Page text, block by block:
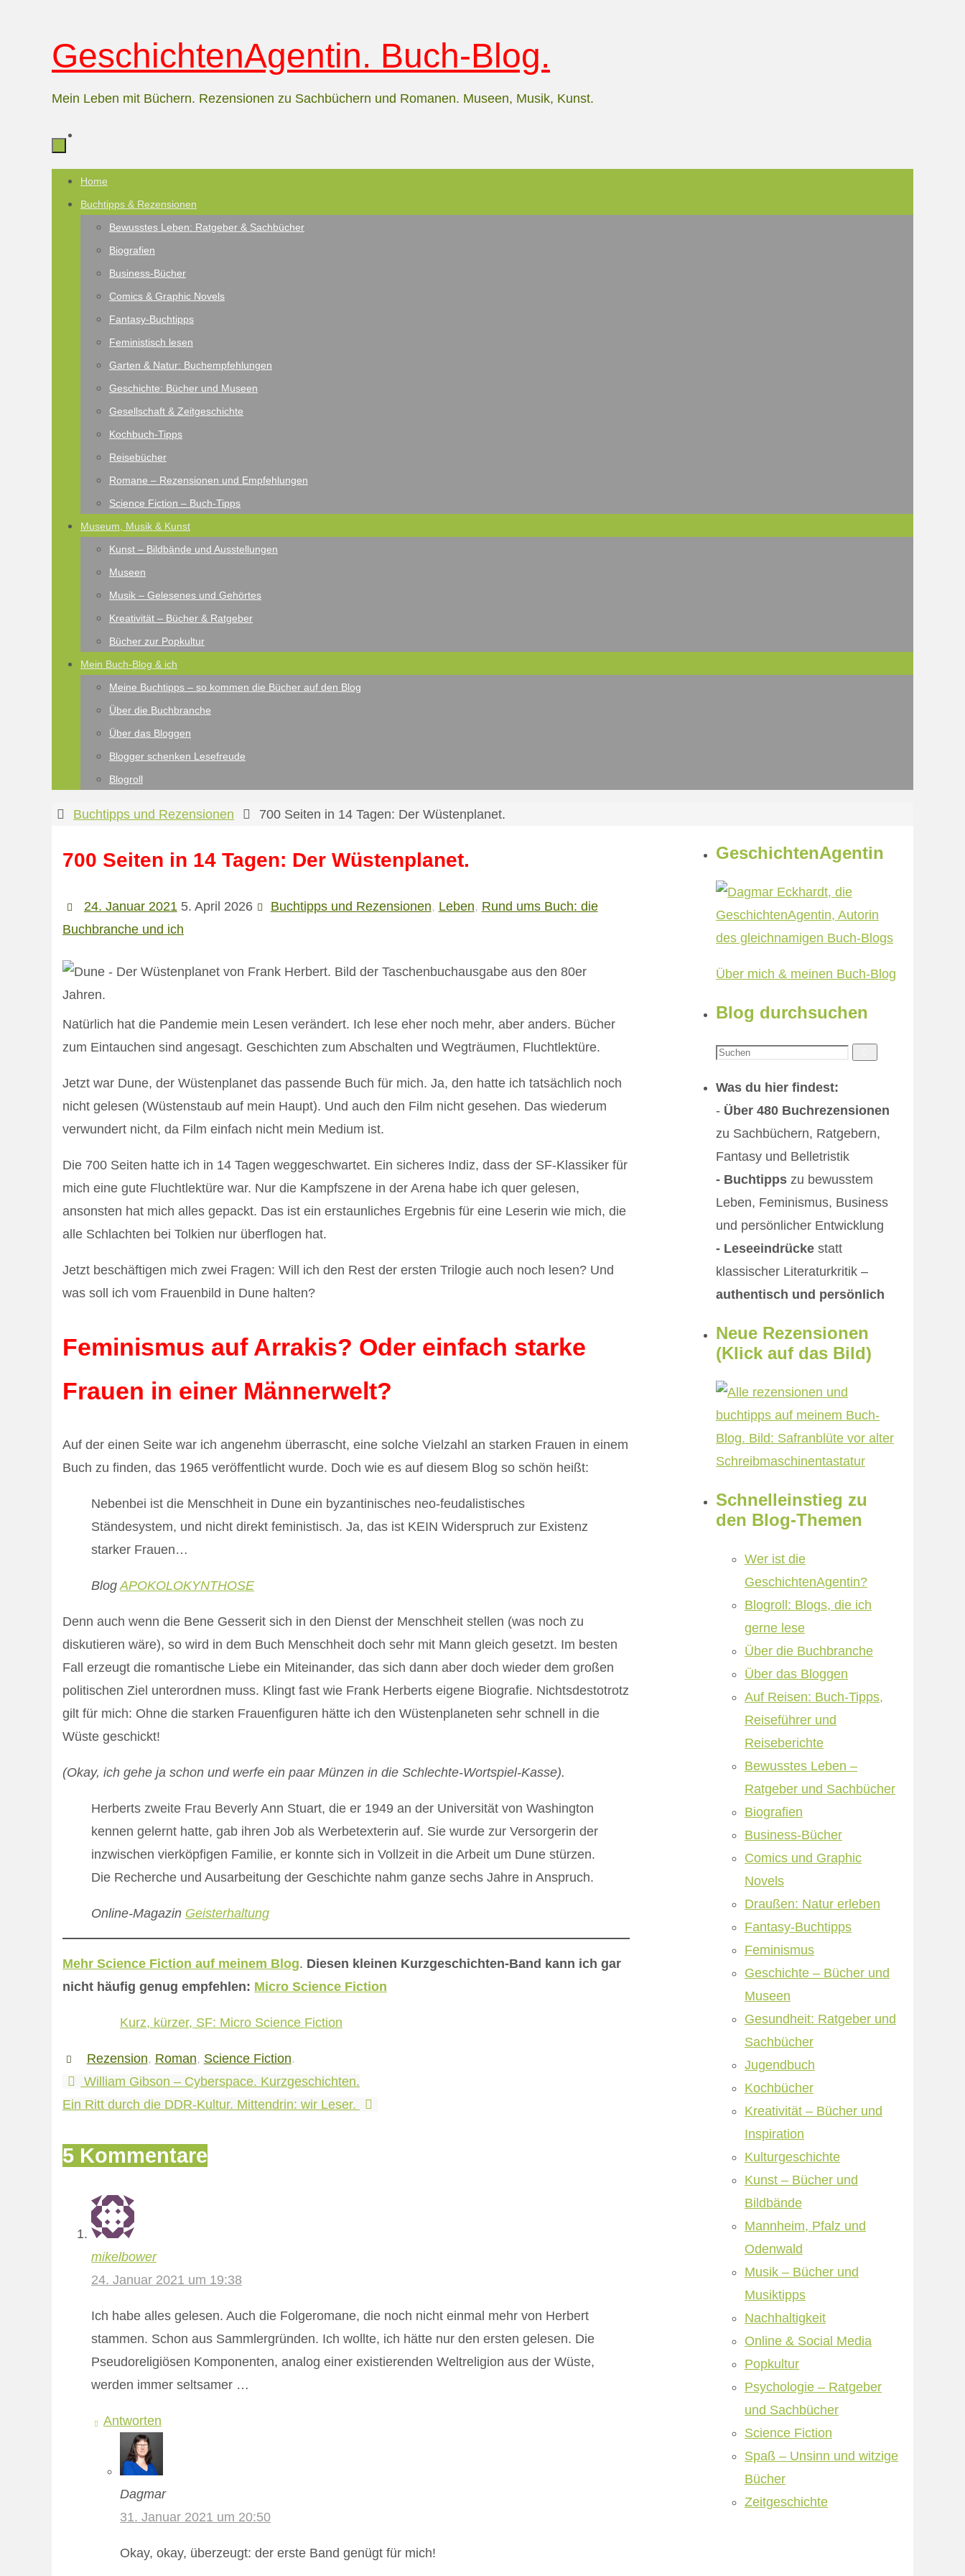
GeschichtenAgentin. Buch-Blog.
Mein Leben mit Büchern. Rezensionen zu Sachbüchern und Romanen. Museen, Musik, Kunst.
Zum
Inhalt
springen
Home
Buchtipps & Rezensionen
Bewusstes Leben: Ratgeber & Sachbücher
Biografien
Business-Bücher
Comics & Graphic Novels
Fantasy-Buchtipps
Feministisch lesen
Garten & Natur: Buchempfehlungen
Geschichte: Bücher und Museen
Gesellschaft & Zeitgeschichte
Kochbuch-Tipps
Reisebücher
Romane – Rezensionen und Empfehlungen
Science Fiction – Buch-Tipps
Museum, Musik & Kunst
Kunst – Bildbände und Ausstellungen
Museen
Musik – Gelesenes und Gehörtes
Kreativität – Bücher & Ratgeber
Bücher zur Popkultur
Mein Buch-Blog & ich
Meine Buchtipps – so kommen die Bücher auf den Blog
Über die Buchbranche
Über das Bloggen
Blogger schenken Lesefreude
Blogroll
StartBuchtipps und Rezensionen 700 Seiten in 14 Tagen: Der Wüstenplanet.
700 Seiten in 14 Tagen: Der Wüstenplanet.
24. Januar 2021 5. April 2026 Buchtipps und Rezensionen, Leben, Rund ums Buch: die
Buchbranche und ich
Natürlich hat die Pandemie mein Lesen verändert. Ich lese eher noch mehr, aber anders. Bücher
zum Eintauchen sind angesagt. Geschichten zum Abschalten und Wegträumen, Fluchtlektüre.
Jetzt war Dune, der Wüstenplanet das passende Buch für mich. Ja, den hatte ich tatsächlich noch
nicht gelesen (Wüstenstaub auf mein Haupt). Und auch den Film nicht gesehen. Das wiederum
verwundert nicht, da Film einfach nicht mein Medium ist.
Die 700 Seiten hatte ich in 14 Tagen weggeschwartet. Ein sicheres Indiz, dass der SF-Klassiker für
mich eine gute Fluchtlektüre war. Nur die Kampfszene in der Arena habe ich quer gelesen,
ansonsten hat mich alles gepackt. Das ist ein erstaunliches Ergebnis für eine Leserin wie mich, die
alle Schlachten bei Tolkien nur überflogen hat.
Jetzt beschäftigen mich zwei Fragen: Will ich den Rest der ersten Trilogie auch noch lesen? Und
was soll ich vom Frauenbild in Dune halten?
Feminismus auf Arrakis? Oder einfach starke
Frauen in einer Männerwelt?
Auf der einen Seite war ich angenehm überrascht, eine solche Vielzahl an starken Frauen in einem
Buch zu finden, das 1965 veröffentlicht wurde. Doch wie es auf diesem Blog so schön heißt:
Nebenbei ist die Menschheit in Dune ein byzantinisches neo-feudalistisches
Ständesystem, und nicht direkt feministisch. Ja, das ist KEIN Widerspruch zur Existenz
starker Frauen…
Blog APOKOLOKYNTHOSE
Denn auch wenn die Bene Gesserit sich in den Dienst der Menschheit stellen (was noch zu
diskutieren wäre), so wird in dem Buch Menschheit doch sehr mit Mann gleich gesetzt. Im besten
Fall erzeugt die romantische Liebe ein Miteinander, das sich dann aber doch wieder dem großen
politischen Ziel unterordnen muss. Klingt fast wie Frank Herberts eigene Biografie. Nichtsdestotrotz
gilt für mich: Ohne die starken Frauenfiguren hätte ich den Wüstenplaneten sehr schnell in die
Wüste geschickt!
(Okay, ich gehe ja schon und werfe ein paar Münzen in die Schlechte-Wortspiel-Kasse).
Herberts zweite Frau Beverly Ann Stuart, die er 1949 an der Universität von Washington
kennen gelernt hatte, gab ihren Job als Werbetexterin auf. Sie wurde zur Versorgerin der
inzwischen vierköpfigen Familie, er konnte sich in Vollzeit in die Arbeit um Dune stürzen.
Die Recherche und Ausarbeitung der Geschichte nahm ganze sechs Jahre in Anspruch.
Online-Magazin Geisterhaltung
Mehr Science Fiction auf meinem Blog. Diesen kleinen Kurzgeschichten-Band kann ich gar
nicht häufig genug empfehlen: Micro Science Fiction
Kurz, kürzer, SF: Micro Science Fiction
Rezension, Roman, Science Fiction.
William Gibson – Cyberspace. Kurzgeschichten.
Ein Ritt durch die DDR-Kultur. Mittendrin: wir Leser.
5 Kommentare
mikelbower
24. Januar 2021 um 19:38
Ich habe alles gelesen. Auch die Folgeromane, die noch nicht einmal mehr von Herbert
stammen. Schon aus Sammlergründen. Ich wollte, ich hätte nur den ersten gelesen. Die
Pseudoreligiösen Komponenten, analog einer existierenden Weltreligion aus der Wüste,
werden immer seltsamer …
Antworten
Dagmar
31. Januar 2021 um 20:50
Okay, okay, überzeugt: der erste Band genügt für mich!
GeschichtenAgentin
Über mich & meinen Buch-Blog
Blog durchsuchen
Suchen
Was du hier findest:
- Über 480 Buchrezensionen
zu Sachbüchern, Ratgebern,
Fantasy und Belletristik
- Buchtipps zu bewusstem
Leben, Feminismus, Business
und persönlicher Entwicklung
- Leseeindrücke statt
klassischer Literaturkritik –
authentisch und persönlich
Neue Rezensionen
(Klick auf das Bild)
Schnelleinstieg zu
den Blog-Themen
Wer ist die
GeschichtenAgentin?
Blogroll: Blogs, die ich
gerne lese
Über die Buchbranche
Über das Bloggen
Auf Reisen: Buch-Tipps,
Reiseführer und
Reiseberichte
Bewusstes Leben –
Ratgeber und Sachbücher
Biografien
Business-Bücher
Comics und Graphic
Novels
Draußen: Natur erleben
Fantasy-Buchtipps
Feminismus
Geschichte – Bücher und
Museen
Gesundheit: Ratgeber und
Sachbücher
Jugendbuch
Kochbücher
Kreativität – Bücher und
Inspiration
Kulturgeschichte
Kunst – Bücher und
Bildbände
Mannheim, Pfalz und
Odenwald
Musik – Bücher und
Musiktipps
Nachhaltigkeit
Online & Social Media
Popkultur
Psychologie – Ratgeber
und Sachbücher
Science Fiction
Spaß – Unsinn und witzige
Bücher
Zeitgeschichte